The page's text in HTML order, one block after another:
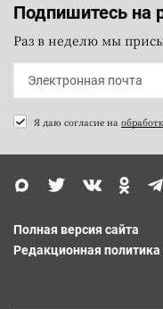
Подпишитесь на
Раз в неделю мы
Я даю согласие на
Полная версия сайта
Редакционная политика